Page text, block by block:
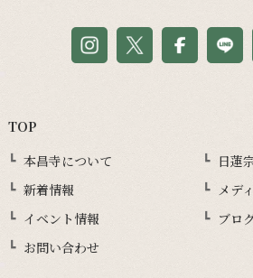
TOP
本昌寺について
日蓮
新着情報
メデ
イベント情報
ブロ
お問い合わせ